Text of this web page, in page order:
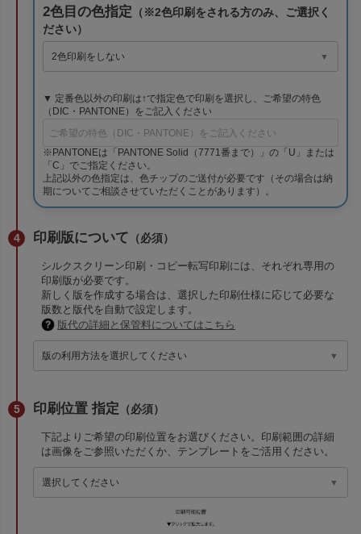
2色目の色指定 （※2色印刷をされる方のみ、ご選択く
ださい）
▼ 定番色以外の印刷は↑で指定色で印刷を選択し、ご希望の特色
（DIC・PANTONE）をご記入ください
※PANTONEは「PANTONE Solid（7771番まで）」の「U」または
「C」でご指定ください。
上記以外の色指定は、色チップのご送付が必要です（その場合は納
期についてご相談させていただくことがあります）。
印刷版について （必須）
シルクスクリーン印刷・コピー転写印刷には、それぞれ専用の
印刷版が必要です。
新しく版を作成する場合は、選択した印刷仕様に応じて必要な
版数と版代を自動で設定します。
版代の詳細と保管料についてはこちら
印刷位置 指定 （必須）
下記よりご希望の印刷位置をお選びください。印刷範囲の詳細
は画像をご参照いただくか、テンプレートをご活用ください。